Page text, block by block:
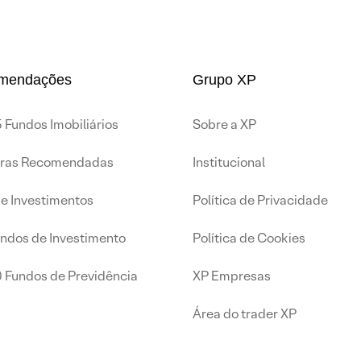
Fundos Imobiliários
Recomendadas
Investimentos
de Investimento
Fundos de Previdência
Grupo XP
Sobre a XP
Institucional
Política de Privacidade
Política de Cookies
XP Empresas
Área do trader XP